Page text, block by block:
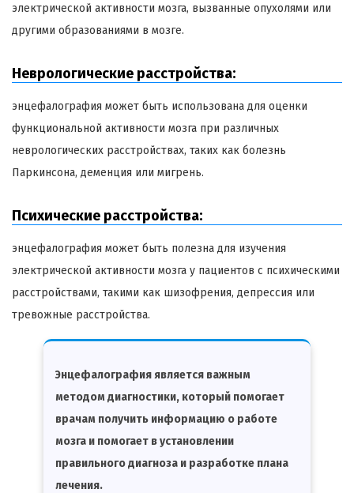
электрической активности мозга, вызванные опухолями или
другими образованиями в мозге.
Неврологические расстройства:
энцефалография может быть использована для оценки
функциональной активности мозга при различных
неврологических расстройствах, таких как болезнь
Паркинсона, деменция или мигрень.
Психические расстройства:
энцефалография может быть полезна для изучения
электрической активности мозга у пациентов с психическими
расстройствами, такими как шизофрения, депрессия или
тревожные расстройства.
Энцефалография является важным
методом диагностики, который помогает
врачам получить информацию о работе
мозга и помогает в установлении
правильного диагноза и разработке плана
лечения.